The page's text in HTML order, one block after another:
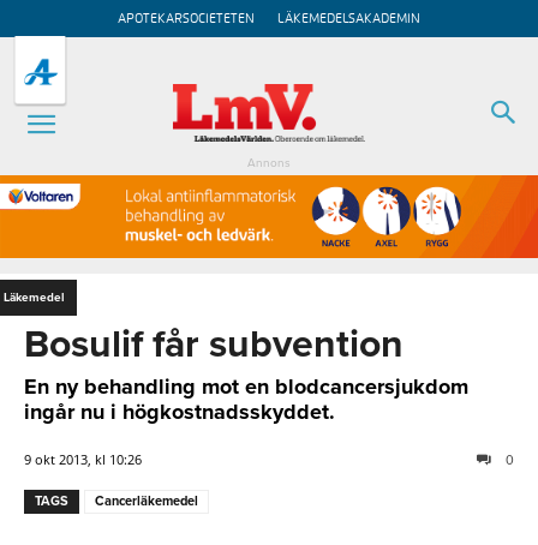
APOTEKARSOCIETETEN LÄKEMEDELSAKADEMIN
Annons
Läkemedel
Bosulif får subvention
En ny behandling mot en blodcancersjukdom
ingår nu i högkostnadsskyddet.
9 okt 2013, kl 10:26 0
TAGS Cancerläkemedel